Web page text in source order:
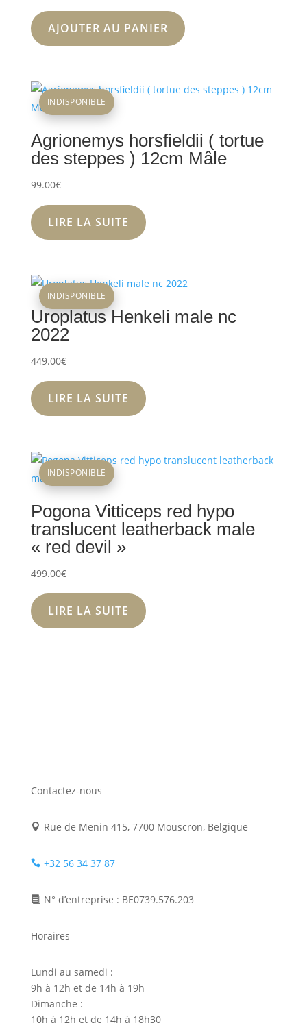
prix
initial
était :
prix
actuel
est :
AJOUTER AU PANIER
Agrionemys horsfieldii ( tortue
des steppes ) 12cm Mâle
99.00€
INDISPONIBLE
LIRE LA SUITE
Uroplatus Henkeli male nc
2022
449.00€
INDISPONIBLE
LIRE LA SUITE
Pogona Vitticeps red hypo
translucent leatherback male
« red devil »
499.00€
INDISPONIBLE
LIRE LA SUITE
Contactez-nous
 Rue de Menin 415, 7700 Mouscron, Belgique
 +32 56 34 37 87
 N° d’entreprise : BE0739.576.203
Horaires
Lundi au samedi :
9h à 12h et de 14h à 19h
Dimanche :
10h à 12h et de 14h à 18h30